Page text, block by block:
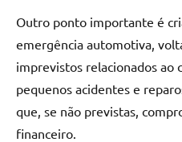
Outro ponto importante é
emergência automotiva,
imprevistos relacionados ao
pequenos acidentes e
que, se não previstas,
financeiro.